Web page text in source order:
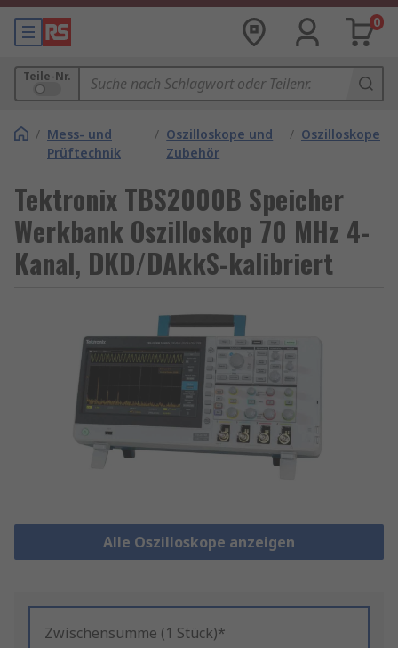
0
Teile-Nr.
/ Mess- und
Prüftechnik
/ Oszilloskope und
Zubehör
/ Oszilloskope
Tektronix TBS2000B Speicher
Werkbank Oszilloskop 70 MHz 4-
Kanal, DKD/DAkkS-kalibriert
Alle Oszilloskope anzeigen
Zwischensumme (1 Stück)*